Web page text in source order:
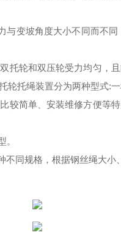
与变坡角度大小不同而不同
托轮和双压轮受力均匀，
轮托绳装置分为两种型式:
比较简单、安装维修方便等特
。
不同规格，根据钢丝绳大小